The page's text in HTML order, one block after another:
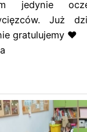
jedynie
Już
gratulujemy ♥️